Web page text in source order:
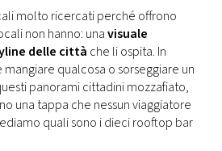
molto ricercati perché offrono
non hanno: unavisuale
delle città che li ospita. In
qualcosa o sorseggiare un
panorami cittadini mozzafiato,
una tappa che nessun viaggiatore
quali sono i dieci rooftop bar